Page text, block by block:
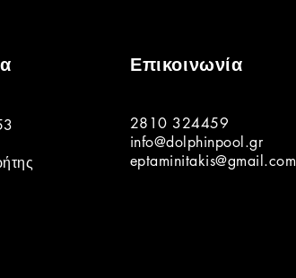
Επικοινωνία
2810 324459
info@dolphinpool.gr
eptaminitakis@gmail.com